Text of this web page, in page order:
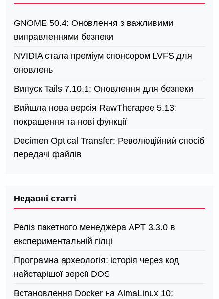
GNOME 50.4: Оновлення з важливими
виправленнями безпеки
NVIDIA стала преміум спонсором LVFS для
оновлень
Випуск Tails 7.10.1: Оновлення для безпеки
Вийшла нова версія RawTherapee 5.13:
покращення та нові функції
Decimen Optical Transfer: Революційний спосіб
передачі файлів
Недавні статті
Реліз пакетного менеджера APT 3.3.0 в
експериментальній гілці
Програмна археологія: історія через код
найстарішої версії DOS
Встановлення Docker на AlmaLinux 10: